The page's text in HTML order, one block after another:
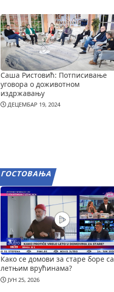
Саша Ристовић: Потписивање
уговора о доживотном
издржавању
ДЕЦЕМБАР 19, 2024
ГОСТОВАЊА
Како се домови за старе боре са
летњим врућинама?
ЈУН 25, 2026